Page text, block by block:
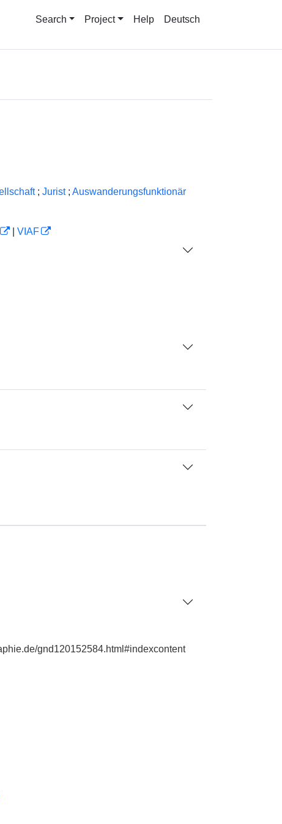
Search Project Help Deutsch
; Jurist ; Auswanderungsfunktionär
VIAF
gnd120152584.html#indexcontent